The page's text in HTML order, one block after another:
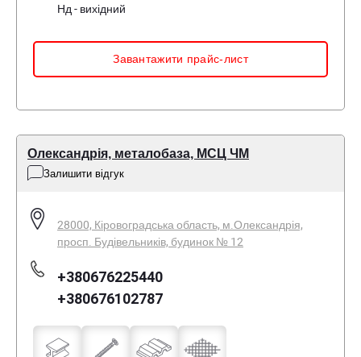
Нд - вихідний
Завантажити прайс-лист
Олександрія, металобаза, МСЦ ЧМ
Залишити відгук
28000, Кіровоградська область, м.Олександрія,
просп. Будівельників, будинок № 12
+380676225440
+380676102787